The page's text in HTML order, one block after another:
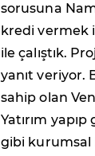
sorusuna
kredi vermek
ile çalıştık.
yanıt veriyor.
sahip olan
Yatırım
gibi kurumsal